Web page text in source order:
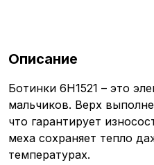
Описание
Ботинки 6H1521 – это
мальчиков. Верх
что гарантирует
меха сохраняет тепло
температурах.